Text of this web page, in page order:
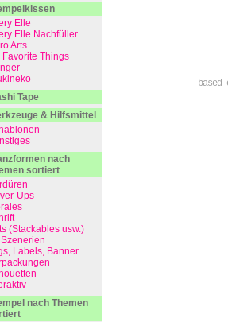
Elle
Elle Nachfüller
Arts
Favorite Things
Tape
& Hilfsmittel
nach
sortiert
Ups
(Stackables usw.)
Labels, Banner
nach Themen